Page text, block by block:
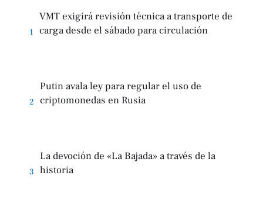
1
VMT exigirá revisión técnica a transporte de
carga desde el sábado para circulación
2
Putin avala ley para regular el uso de
criptomonedas en Rusia
3
La devoción de «La Bajada» a través de la
historia